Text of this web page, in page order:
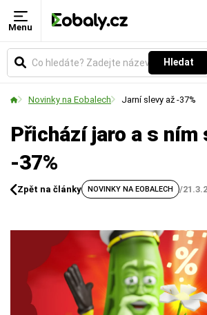
Menu
Hledat
Novinky na Eobalech Jarní slevy až -37%
Přichází jaro a s ním
-37%
Zpět na články NOVINKY NA EOBALECH /